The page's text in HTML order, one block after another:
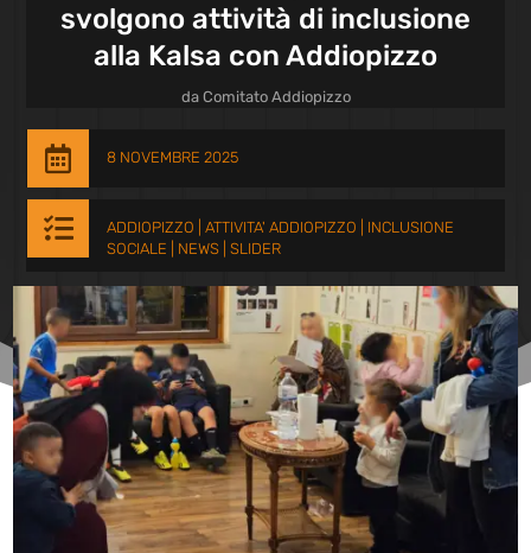
svolgono attività di inclusione
alla Kalsa con Addiopizzo
da Comitato Addiopizzo
 8 NOVEMBRE 2025
 ADDIOPIZZO ATTIVITA' ADDIOPIZZO
INCLUSIONE
SOCIALE
NEWS| SLIDER